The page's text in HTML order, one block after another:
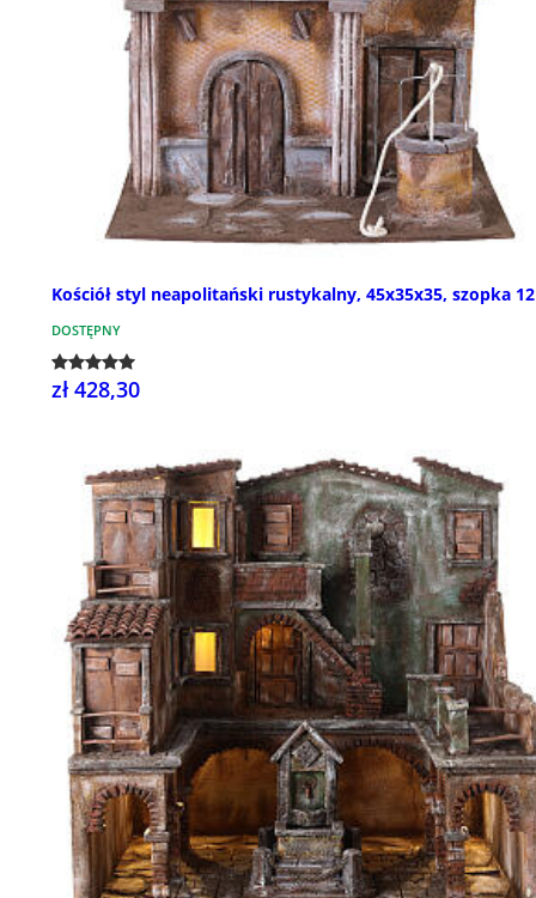
Kościół styl neapolitański rustykalny, 45x35x35, szopka
DOSTĘPNY
zł 428,30